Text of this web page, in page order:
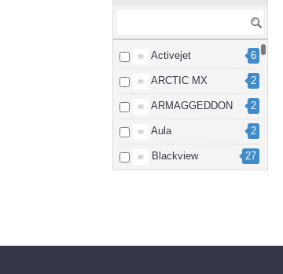
Activejet 6
ARCTIC MX 2
ARMAGGEDDON 2
Aula 2
Blackview 27